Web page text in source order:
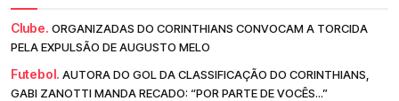
Clube. ORGANIZADAS DO CORINTHIANS CONVOCAM A TORCIDA
PELA EXPULSÃO DE AUGUSTO MELO
Futebol. AUTORA DO GOL DA CLASSIFICAÇÃO DO CORINTHIANS,
GABI ZANOTTI MANDA RECADO: “POR PARTE DE VOCÊS...”